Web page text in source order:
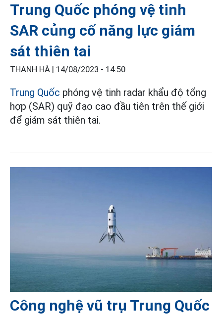
Trung Quốc phóng vệ tinh
SAR củng cố năng lực giám
sát thiên tai
THANH HÀ | 14/08/2023 - 14:50
Trung Quốc phóng vệ tinh radar khẩu độ tổng
hợp (SAR) quỹ đạo cao đầu tiên trên thế giới
để giám sát thiên tai.
Công nghệ vũ trụ Trung Quốc